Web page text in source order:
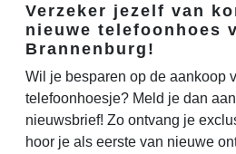
Verzeker jezelf van
nieuwe telefoonhoes
Brannenburg!
Wil je besparen op de aankoop
telefoonhoesje? Meld je dan
nieuwsbrief! Zo ontvang je
hoor je als eerste van nieuwe